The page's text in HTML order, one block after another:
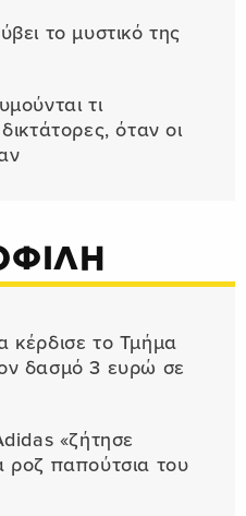
το μυστικό της
τι
όταν οι
κέρδισε το Τμήμα
δασμό 3 ευρώ σε
«ζήτησε
ροζ παπούτσια του